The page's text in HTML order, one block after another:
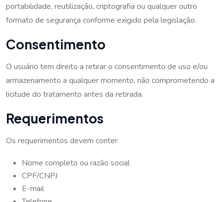
portabilidade, reutilização, criptografia ou qualquer outro
formato de segurança conforme exigido pela legislação.
Consentimento
O usuário tem direito a retirar o consentimento de uso e/ou
armazenamento a qualquer momento, não comprometendo a
licitude do tratamento antes da retirada.
Requerimentos
Os requerimentos devem conter:
Nome completo ou razão social
CPF/CNPJ
E-mail